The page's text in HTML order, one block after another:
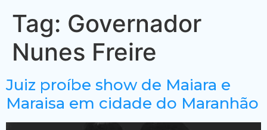
Tag: Governador
Nunes Freire
Juiz proíbe show de Maiara e
Maraisa em cidade do Maranhão